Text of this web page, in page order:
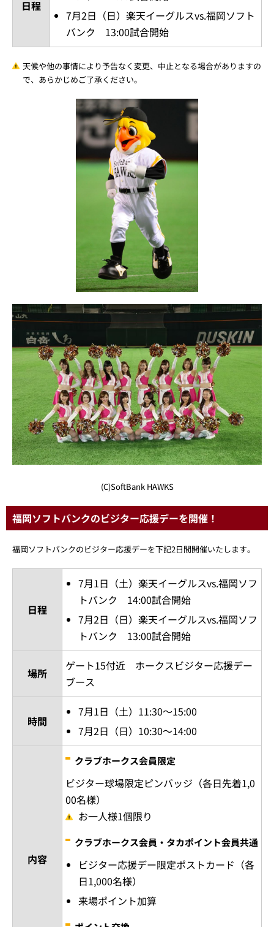
日程
7月2日（日）楽天イーグルスvs.福岡ソフト
バンク 13:00試合開始
天候や他の事情により予告なく変更、中止となる場合がありますの
で、あらかじめご了承ください。
(C)SoftBank HAWKS
福岡ソフトバンクのビジター応援デーを開催！
福岡ソフトバンクのビジター応援デーを下記2日間開催いたします。
日程
7月1日（土）楽天イーグルスvs.福岡ソフ
トバンク 14:00試合開始
7月2日（日）楽天イーグルスvs.福岡ソフ
トバンク 13:00試合開始
場所
ゲート15付近 ホークスビジター応援デー
ブース
時間
7月1日（土）11:30～15:00
7月2日（日）10:30～14:00
内容
クラブホークス会員限定
ビジター球場限定ピンバッジ（各日先着1,0
00名様）
お一人様1個限り
クラブホークス会員・タカポイント会員共通
ビジター応援デー限定ポストカード（各
日1,000名様）
来場ポイント加算